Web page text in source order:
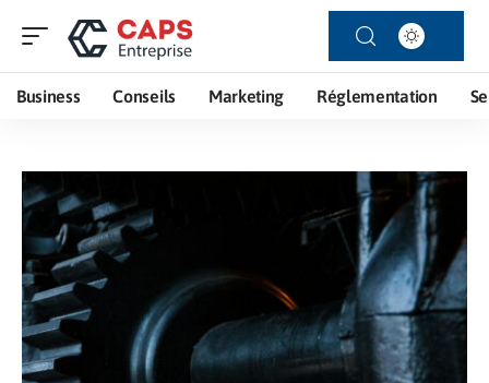
Business Conseils Marketing Réglementation